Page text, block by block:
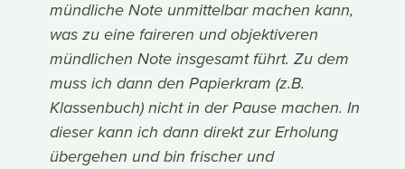
mündliche Note unmittelbar machen kann,
was zu eine faireren und objektiveren
mündlichen Note insgesamt führt. Zu dem
muss ich dann den Papierkram (z.B.
Klassenbuch) nicht in der Pause machen. In
dieser kann ich dann direkt zur Erholung
übergehen und bin frischer und